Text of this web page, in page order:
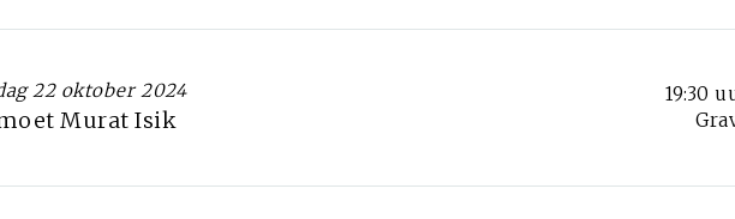
22 oktober 2024
Murat Isik
19:30